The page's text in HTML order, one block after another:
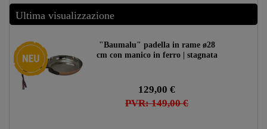
Ultima visualizzazione
Ceres::Template.storeSpecialNew"Baumalu" padella in rame ø28
cm con manico in ferro | stagnata
PVR: 149,00 €
129,00 €